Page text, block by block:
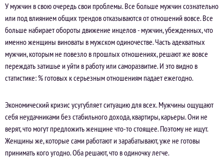
У мужчин в свою очередь свои проблемы. Все больше мужчин сознательно
или под влиянием общих трендов отказываются от отношений вовсе. Все
больше набирает обороты движение инцелов - мужчин, убежденных, что
именно женщины виноваты в мужском одиночестве. Часть адекватных
мужчин, которым не повезло в прошлых отношениях, решают же вовсе
переждать затишье и уйти в работу или саморазвитие. И это видно в
статистике: % готовых к серьезным отношениям падает ежегодно.
Экономический кризис усугубляет ситуацию для всех. Мужчины ощущают
себя неудачниками без стабильного дохода, квартиры, карьеры. Они не
верят, что могут предложить женщине что-то стоящее. Поэтому не ищут.
Женщины же, которые сами работают и зарабатывают, уже не готовы
принимать кого угодно. Оба решают, что в одиночку легче.